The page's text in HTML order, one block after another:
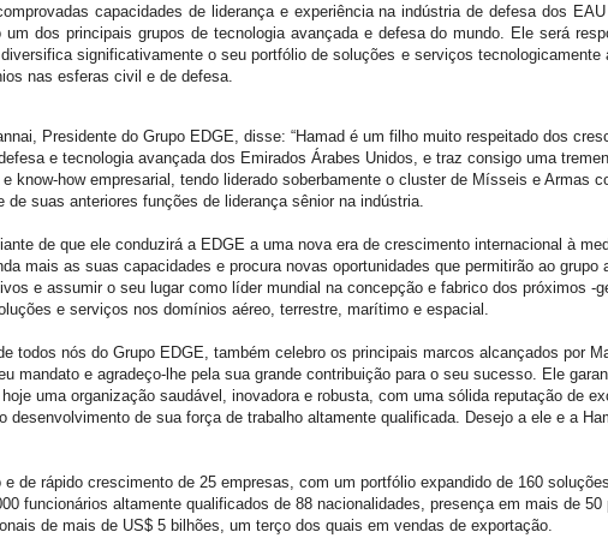
capacidades de liderança e experiência na indústria de defesa dos
dos principais grupos de tecnologia avançada e defesa do mundo. Ele será
significativamente o seu portfólio de soluções e serviços tecnologicamente
nas esferas civil e de defesa.
Presidente do Grupo EDGE, disse: “Hamad é um filho muito respeitado dos
e tecnologia avançada dos Emirados Árabes Unidos, e traz consigo uma
know-how empresarial, tendo liderado soberbamente o cluster de Mísseis e Armas
de suas anteriores funções de liderança sênior na indústria.
de que ele conduzirá a EDGE a uma nova era de crescimento internacional à
mais as suas capacidades e procura novas oportunidades que permitirão ao grupo
e assumir o seu lugar como líder mundial na concepção e fabrico dos próximos -
e serviços nos domínios aéreo, terrestre, marítimo e espacial.
todos nós do Grupo EDGE, também celebro os principais marcos alcançados por
mandato e agradeço-lhe pela sua grande contribuição para o seu sucesso. Ele
uma organização saudável, inovadora e robusta, com uma sólida reputação de
desenvolvimento de sua força de trabalho altamente qualificada. Desejo a ele e a
de rápido crescimento de 25 empresas, com um portfólio expandido de 160
funcionários altamente qualificados de 88 nacionalidades, presença em mais de 50
de mais de US$ 5 bilhões, um terço dos quais em vendas de exportação.